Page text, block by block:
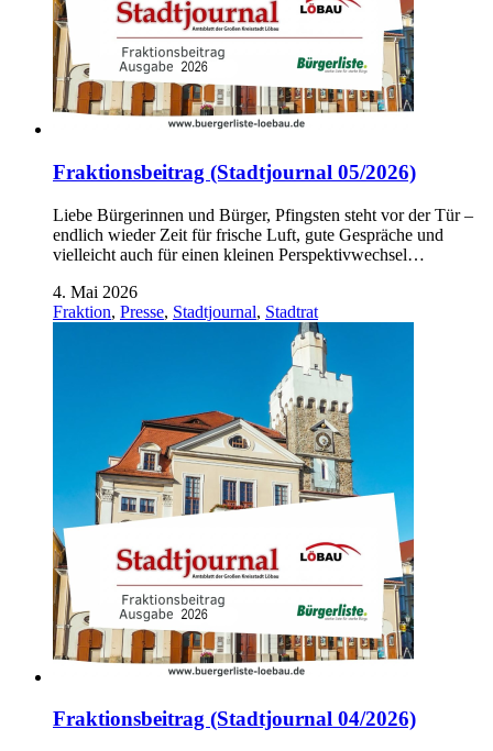
Fraktionsbeitrag (Stadtjournal 05/2026)
Liebe Bürgerinnen und Bürger, Pfingsten steht vor der Tür –
endlich wieder Zeit für frische Luft, gute Gespräche und
vielleicht auch für einen kleinen Perspektivwechsel…
4. Mai 2026
Fraktion, Presse, Stadtjournal, Stadtrat
Fraktionsbeitrag (Stadtjournal 04/2026)